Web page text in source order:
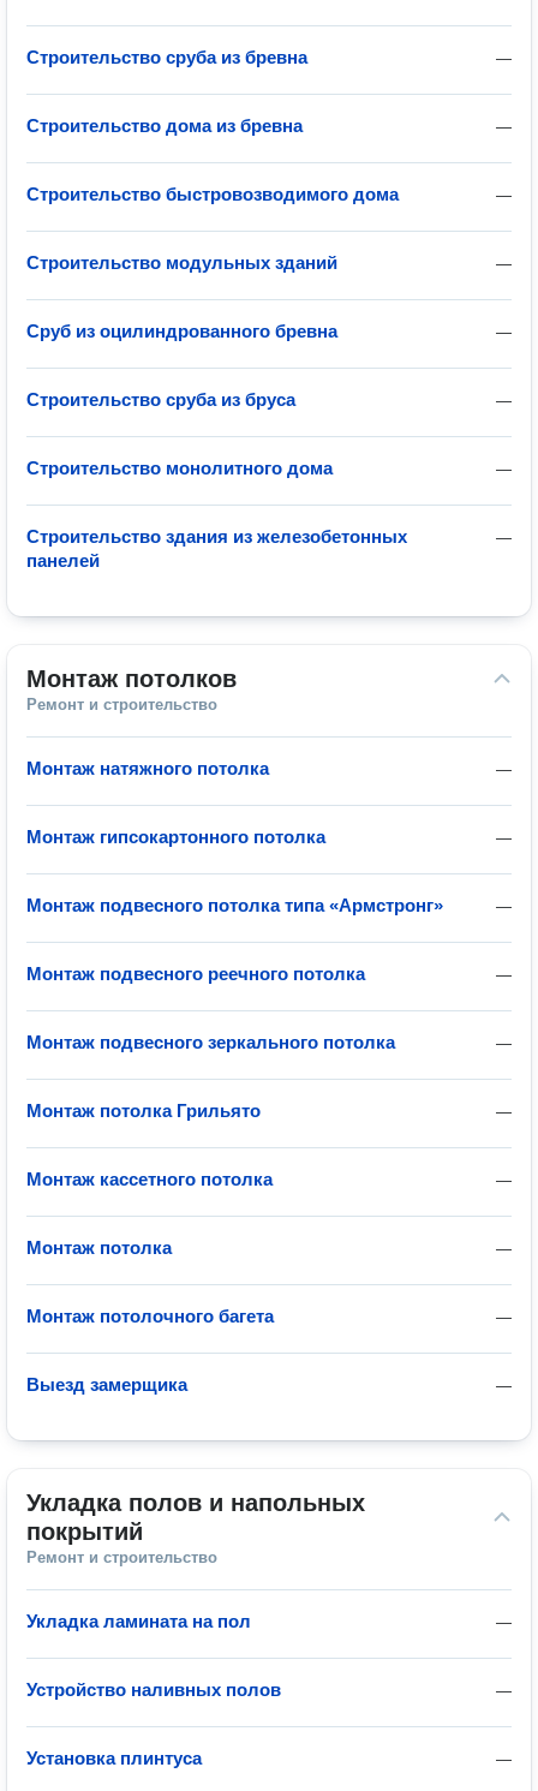
—
Строительство сруба из бревна
—
Строительство дома из бревна
—
Строительство быстровозводимого дома
—
Строительство модульных зданий
—
Сруб из оцилиндрованного бревна
—
Строительство сруба из бруса
—
Строительство монолитного дома
—
Строительство здания из железобетонных
панелей
Монтаж потолков
Ремонт и строительство
—
Монтаж натяжного потолка
—
Монтаж гипсокартонного потолка
—
Монтаж подвесного потолка типа «Армстронг»
—
Монтаж подвесного реечного потолка
—
Монтаж подвесного зеркального потолка
—
Монтаж потолка Грильято
—
Монтаж кассетного потолка
—
Монтаж потолка
—
Монтаж потолочного багета
—
Выезд замерщика
Укладка полов и напольных
покрытий
Ремонт и строительство
—
Укладка ламината на пол
—
Устройство наливных полов
—
Установка плинтуса